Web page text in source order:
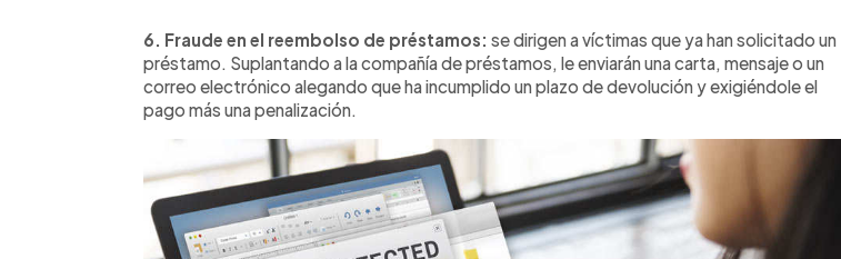
6. Fraude en el reembolso de préstamos: se dirigen a víctimas que ya han solicitado un
préstamo. Suplantando a la compañía de préstamos, le enviarán una carta, mensaje o un
correo electrónico alegando que ha incumplido un plazo de devolución y exigiéndole el
pago más una penalización.